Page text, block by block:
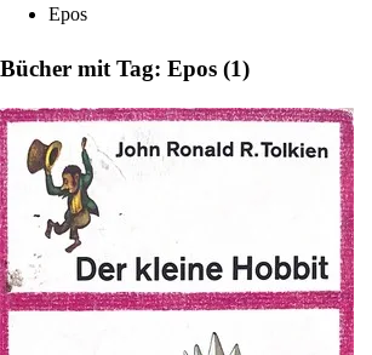
Epos
Bücher mit Tag: Epos (1)